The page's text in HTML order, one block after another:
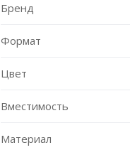
Бренд
Формат
Цвет
Вместимость
Материал